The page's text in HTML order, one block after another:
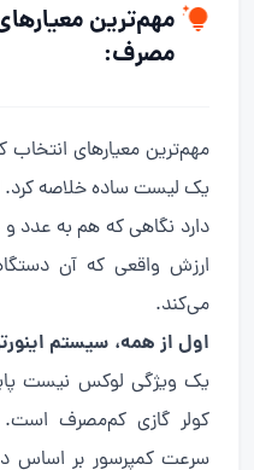
مهم‌ترین
مصرف:
مهم‌ترین معیارهای انتخاب
یک لیست ساده خلاصه کرد.
دارد نگاهی که هم به
ارزش واقعی که آن
می‌کند.
اول از همه، سیستم
یک ویژگی لوکس نیست
کولر گازی کم‌مصرف است.